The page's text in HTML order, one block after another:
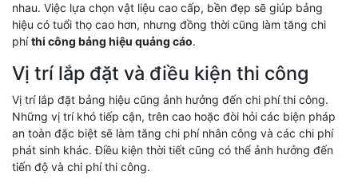
nhau. Việc lựa chọn vật liệu cao cấp, bền đẹp sẽ giúp bảng
hiệu có tuổi thọ cao hơn, nhưng đồng thời cũng làm tăng chi
phíthi công bảng hiệu quảng cáo.
Vị trí lắp đặt và điều kiện thi công
Vị trí lắp đặt bảng hiệu cũng ảnh hưởng đến chi phí thi công.
Những vị trí khó tiếp cận, trên cao hoặc đòi hỏi các biện pháp
an toàn đặc biệt sẽ làm tăng chi phí nhân công và các chi phí
phát sinh khác. Điều kiện thời tiết cũng có thể ảnh hưởng đến
tiến độ và chi phí thi công.